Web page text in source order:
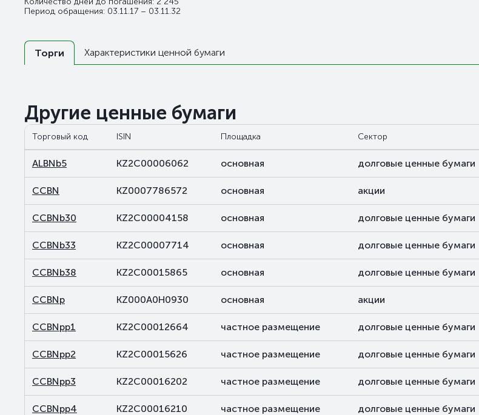
Период обращения: 03.11.17 – 03.11.32
Торги Характеристики ценной бумаги
Другие ценные бумаги
Торговый код ISIN Площадка Сектор
ALBNb5 KZ2C00006062 основная долговые ценные бумаги
CCBN KZ0007786572 основная акции
CCBNb30 KZ2C00004158 основная долговые ценные бумаги
CCBNb33 KZ2C00007714 основная долговые ценные бумаги
CCBNb38 KZ2C00015865 основная долговые ценные бумаги
CCBNp KZ000A0H0930 основная акции
CCBNpp1 KZ2C00012664 частное размещение долговые ценные бумаги
CCBNpp2 KZ2C00015626 частное размещение долговые ценные бумаги
CCBNpp3 KZ2C00016202 частное размещение долговые ценные бумаги
CCBNpp4 KZ2C00016210 частное размещение долговые ценные бумаги